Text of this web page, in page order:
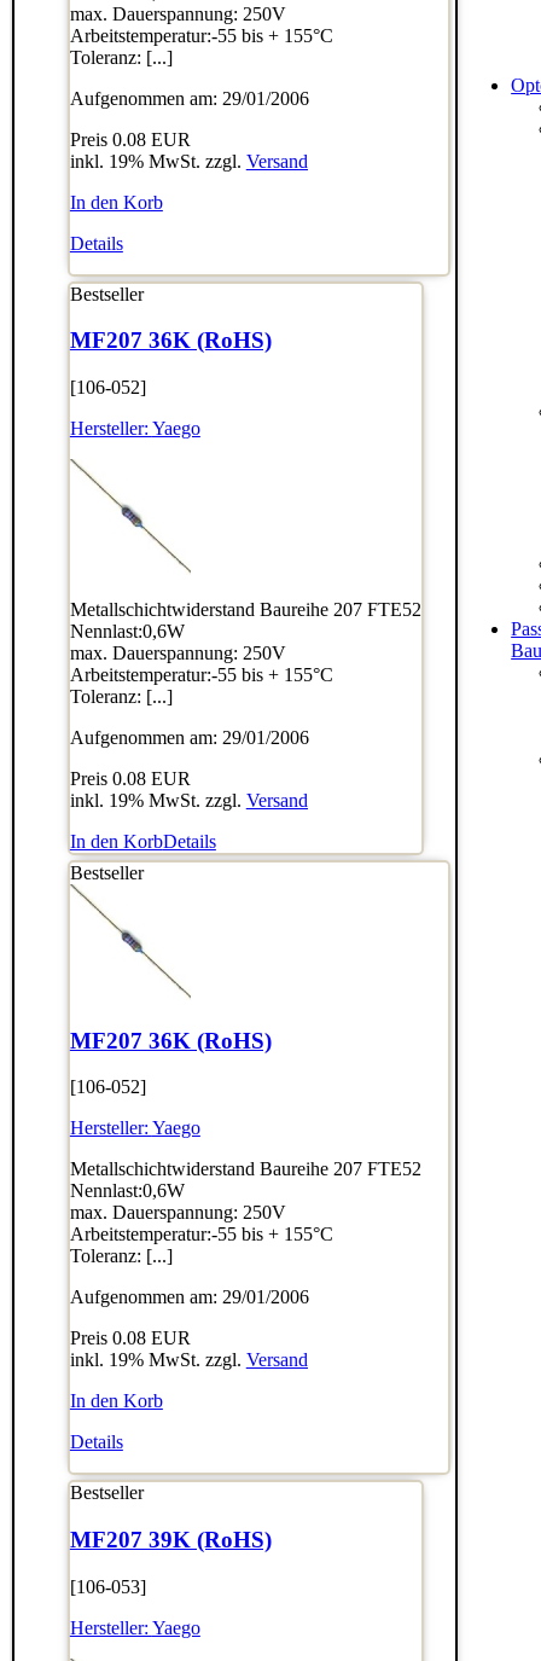
max. Dauerspannung: 250V
Arbeitstemperatur:-55 bis + 155°C
Toleranz: [...]
Aufgenommen am: 29/01/2006
Preis 0.08 EUR
inkl. 19% MwSt. zzgl. Versand
In den Korb
Details
Bestseller
MF207 36K (RoHS)
[106-052]
Hersteller: Yaego
Metallschichtwiderstand Baureihe 207 FTE52
Nennlast:0,6W
max. Dauerspannung: 250V
Arbeitstemperatur:-55 bis + 155°C
Toleranz: [...]
Aufgenommen am: 29/01/2006
Preis 0.08 EUR
inkl. 19% MwSt. zzgl. Versand
In den KorbDetails
Bestseller
MF207 36K (RoHS)
[106-052]
Hersteller: Yaego
Metallschichtwiderstand Baureihe 207 FTE52
Nennlast:0,6W
max. Dauerspannung: 250V
Arbeitstemperatur:-55 bis + 155°C
Toleranz: [...]
Aufgenommen am: 29/01/2006
Preis 0.08 EUR
inkl. 19% MwSt. zzgl. Versand
In den Korb
Details
Bestseller
MF207 39K (RoHS)
[106-053]
Hersteller: Yaego